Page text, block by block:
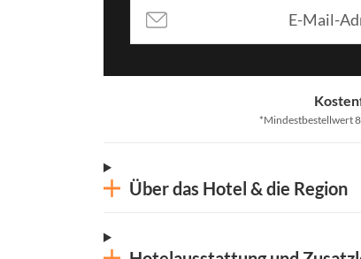
*Mindestbestellwert
Über das Hotel & die Region